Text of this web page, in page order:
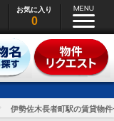
お気に入り
0
伊勢佐木長者町駅の賃貸物件